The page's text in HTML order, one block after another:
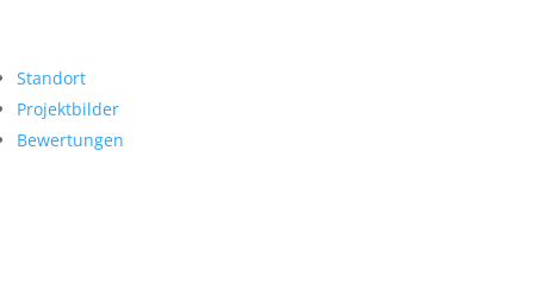
Standort
Projektbilder
Bewertungen